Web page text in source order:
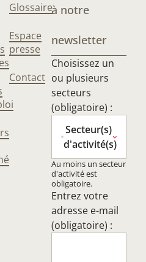
Glossaire
Espace
presse
Contact
à notre
newsletter
Choisissez un
ou plusieurs
secteurs
(obligatoire) :
Secteur(s)
d'activité(s)
Au moins un secteur
d'activité est
obligatoire.
Entrez votre
adresse e-mail
(obligatoire) :